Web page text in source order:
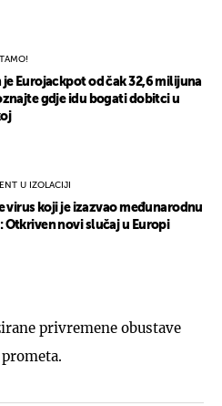
je Eurojackpot od čak 32,6 milijuna
gdje idu bogati dobitci u
U IZOLACIJI
virus koji je izazvao međunarodnu
Otkriven novi slučaj u Europi
privremene obustave